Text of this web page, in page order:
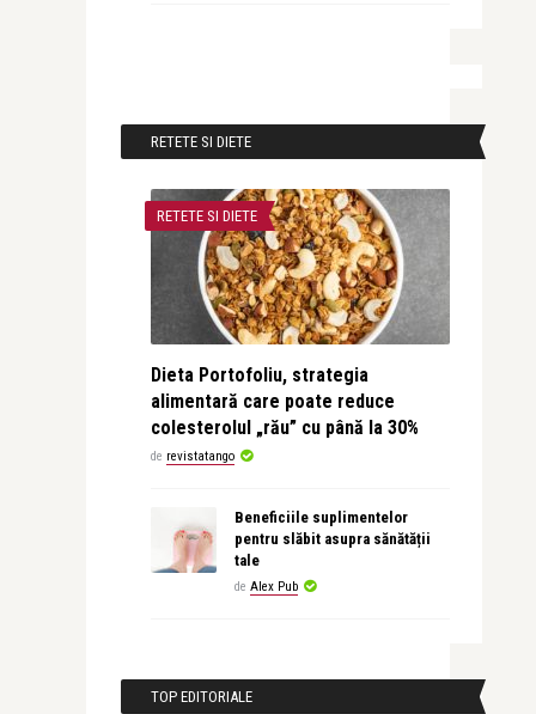
RETETE SI DIETE
RETETE SI DIETE
Dieta Portofoliu, strategia
alimentară care poate reduce
colesterolul „rău” cu până la 30%
de revistatango
Beneficiile suplimentelor
pentru slăbit asupra sănătății
tale
de Alex Pub
TOP EDITORIALE